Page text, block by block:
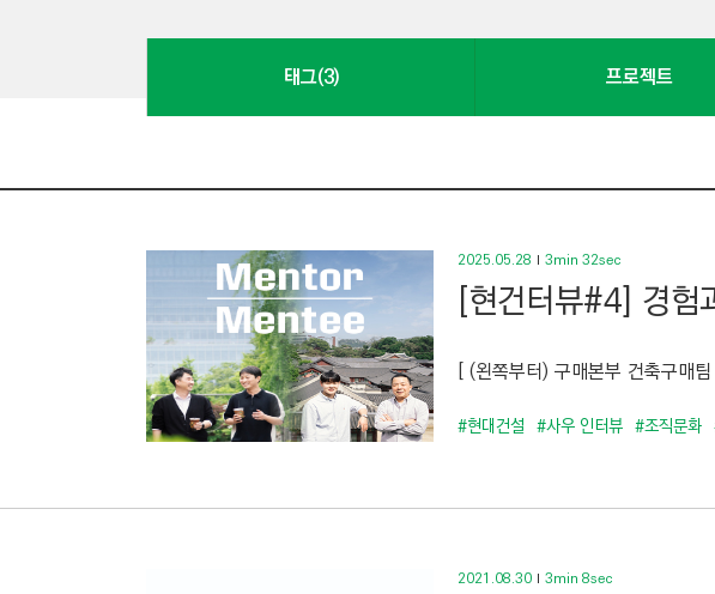
&
O
S
R
U
C
T
I
N
태그(3) 프로젝트
2025.05.28 3min 32sec
[현건터뷰#4] 경험
[ (왼쪽부터) 구매본부 건축구매
#현대건설 #사우 인터뷰 #조직문화
2021.08.30 3min 8sec